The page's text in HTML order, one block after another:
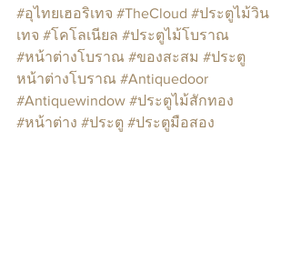
#อุไทยเฮอริเทจ #TheCloud #ประตูไม้วิน
เทจ #โคโลเนียล #ประตูไม้โบราณ
#หน้าต่างโบราณ #ของสะสม #ประตู
หน้าต่างโบราณ #Antiquedoor
#Antiquewindow #ประตูไม้สักทอง
#หน้าต่าง #ประตู #ประตูมือสอง